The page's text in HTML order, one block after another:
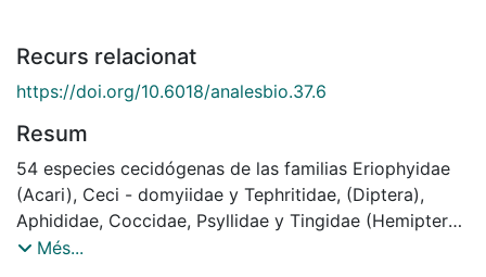
Recurs relacionat
https://doi.org/10.6018/analesbio.37.6
Resum
54 especies cecidógenas de las familias Eriophyidae
(Acari), Ceci - domyiidae y Tephritidae, (Diptera),
Aphididae, Coccidae, Psyllidae y Tingidae (Hemiptera),
Cynipidae y Tenthredinidae (Hymenop - tera),
Més...